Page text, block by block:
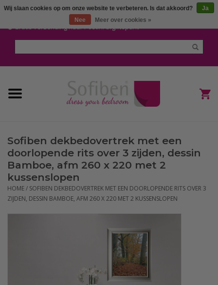
Gratis verzending naar Post.nl afgiftepunt
Mijn account / Registreren
Dekbedovertrekken
(Hoes) Laken en Lakensets
Sofiben Outlet
Sofiben BLOG
Sofiben dekbedovertrek met een
doorlopende rits over 3 zijden, dessin
Bamboe, afm 260 x 220 met 2
kussenslopen
HOME/ SOFIBEN DEKBEDOVERTREK MET EEN DOORLOPENDE RITS OVER 3
ZIJDEN, DESSIN BAMBOE, AFM 260 X 220 MET 2 KUSSENSLOPEN
Wij slaan cookies op om onze website te verbeteren. Is dat akkoord?
Ja
Nee
Meer over cookies »